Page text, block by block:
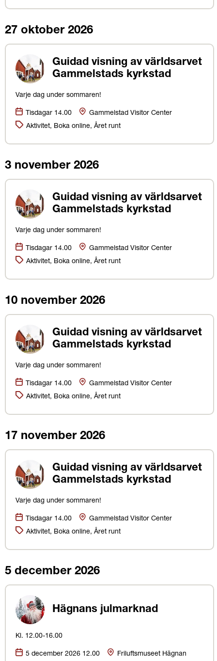
27 oktober 2026
Guidad visning av världsarvet
Gammelstads kyrkstad
Varje dag under sommaren!
Datum:
Tisdagar 14.00 Plats
Gammelstad Visitor Center
Kategorier:
Aktivitet, Boka online, Året runt
3 november 2026
Guidad visning av världsarvet
Gammelstads kyrkstad
Varje dag under sommaren!
Datum:
Tisdagar 14.00 Plats
Gammelstad Visitor Center
Kategorier:
Aktivitet, Boka online, Året runt
10 november 2026
Guidad visning av världsarvet
Gammelstads kyrkstad
Varje dag under sommaren!
Datum:
Tisdagar 14.00 Plats
Gammelstad Visitor Center
Kategorier:
Aktivitet, Boka online, Året runt
17 november 2026
Guidad visning av världsarvet
Gammelstads kyrkstad
Varje dag under sommaren!
Datum:
Tisdagar 14.00 Plats
Gammelstad Visitor Center
Kategorier:
Aktivitet, Boka online, Året runt
5 december 2026
Hägnans julmarknad
Kl. 12.00-16.00
Datum:
5 december 2026 12.00 Plats
Friluftsmuseet Hägnan